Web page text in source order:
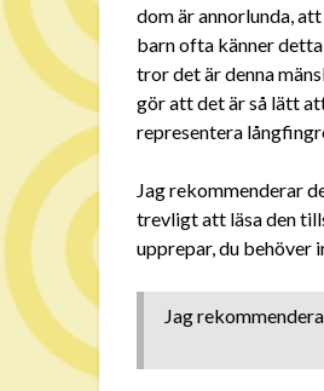
dom är annorlunda,
barn ofta känner
tror det är denna
gör att det är så lätt
representera
Jag rekommenderar
trevligt att läsa den
upprepar, du behöver
Jag